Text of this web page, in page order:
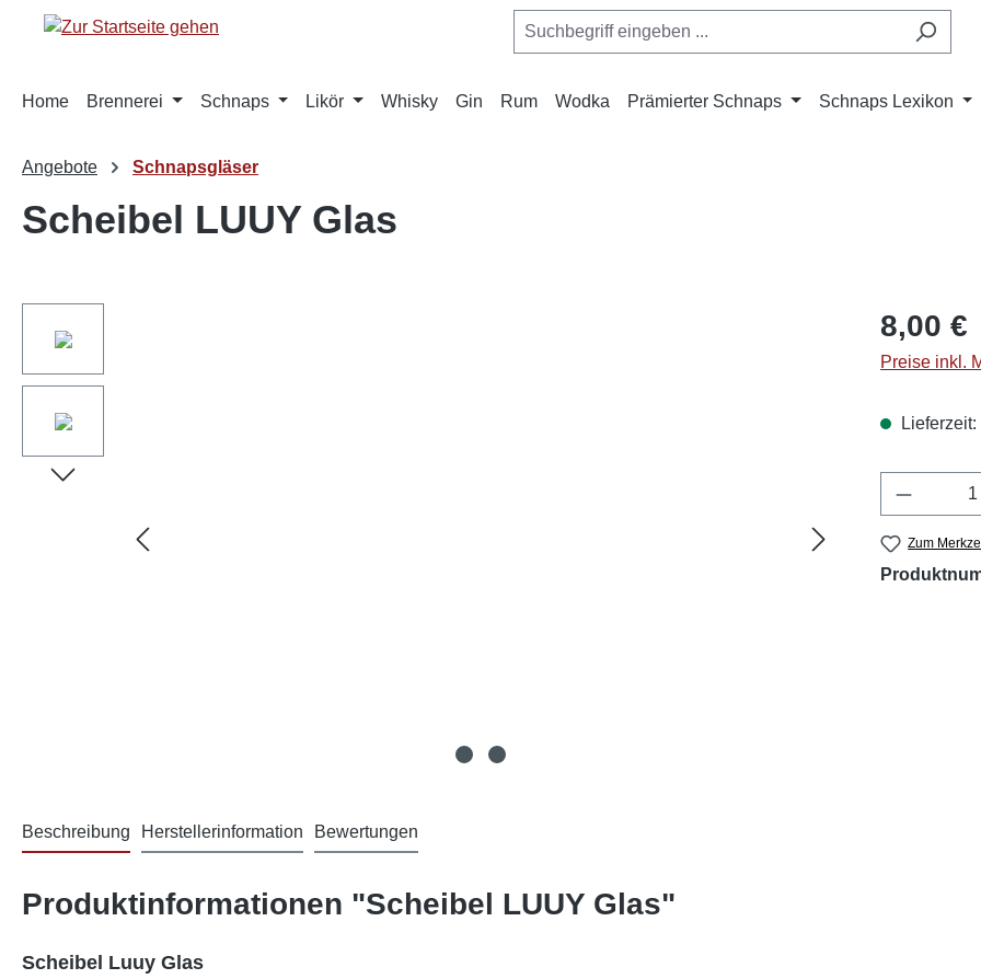
Zur Hauptnavigation springen
Home Brennerei Schnaps Likör Whisky Gin Rum Wodka Prämierter Schnaps Schnaps Lexikon
Angebote Schnapsgläser
Scheibel LUUY Glas
8,00 €
Preise inkl.
Zum
Beschreibung Herstellerinformation Bewertungen
Produktinformationen "Scheibel LUUY Glas"
Scheibel Luuy Glas